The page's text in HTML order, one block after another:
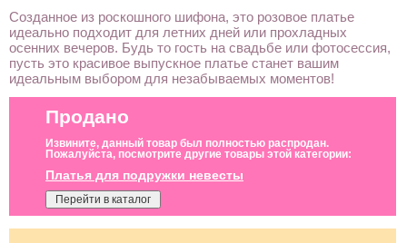
Созданное из роскошного шифона, это розовое платье
идеально подходит для летних дней или прохладных
осенних вечеров. Будь то гость на свадьбе или фотосессия,
пусть это красивое выпускное платье станет вашим
идеальным выбором для незабываемых моментов!
Продано
Извините, данный товар был полностью распродан.
Пожалуйста, посмотрите другие товары этой категории:
Платья для подружки невесты
Перейти в каталог